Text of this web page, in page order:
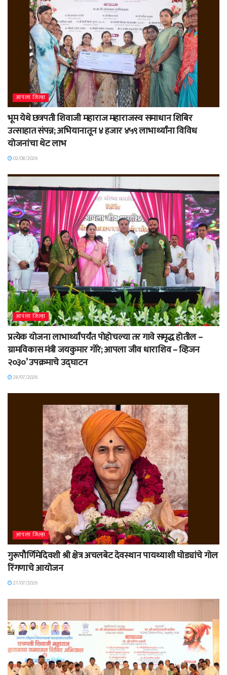
आपला जिल्हा
भूम येथे छत्रपती शिवाजी महाराज महाराजस्व समाधान शिबिर
उत्साहात संपन्न; अभियानातून ४ हजार ४५९ लाभार्थ्यांना विविध
योजनांचा थेट लाभ
02/08/2026
आपला जिल्हा
प्रत्येक योजना लाभार्थ्यांपर्यंत पोहोचल्या तर गावे समृद्ध होतील –
ग्रामविकास मंत्री जयकुमार गोरे; आपला जीव धाराशिव – व्हिजन
२०३०’ उपक्रमाचे उद्घाटन
28/07/2026
आपला जिल्हा
गुरूपौर्णिमेदिवशी श्री क्षेत्र अचलबेट देवस्थान पायथ्याशी घोड्यांचे गोल
रिंगणाचे आयोजन
27/07/2026